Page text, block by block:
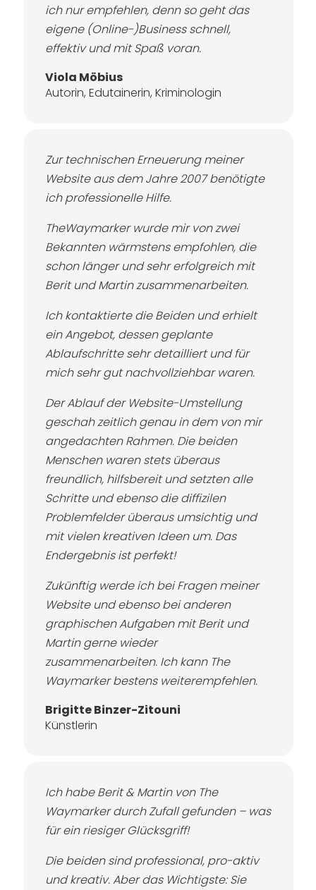
ich nur empfehlen, denn so geht das
eigene (Online-)Business schnell,
effektiv und mit Spaß voran.
Viola Möbius
Autorin, Edutainerin, Kriminologin
Zur technischen Erneuerung meiner
Website aus dem Jahre 2007 benötigte
ich professionelle Hilfe.
TheWaymarker wurde mir von zwei
Bekannten wärmstens empfohlen, die
schon länger und sehr erfolgreich mit
Berit und Martin zusammenarbeiten.
Ich kontaktierte die Beiden und erhielt
ein Angebot, dessen geplante
Ablaufschritte sehr detailliert und für
mich sehr gut nachvollziehbar waren.
Der Ablauf der Website-Umstellung
geschah zeitlich genau in dem von mir
angedachten Rahmen. Die beiden
Menschen waren stets überaus
freundlich, hilfsbereit und setzten alle
Schritte und ebenso die diffizilen
Problemfelder überaus umsichtig und
mit vielen kreativen Ideen um. Das
Endergebnis ist perfekt!
Zukünftig werde ich bei Fragen meiner
Website und ebenso bei anderen
graphischen Aufgaben mit Berit und
Martin gerne wieder
zusammenarbeiten. Ich kann The
Waymarker bestens weiterempfehlen.
Brigitte Binzer-Zitouni
Künstlerin
Ich habe Berit & Martin von The
Waymarker durch Zufall gefunden – was
für ein riesiger Glücksgriff!
Die beiden sind professional, pro-aktiv
und kreativ. Aber das Wichtigste: Sie